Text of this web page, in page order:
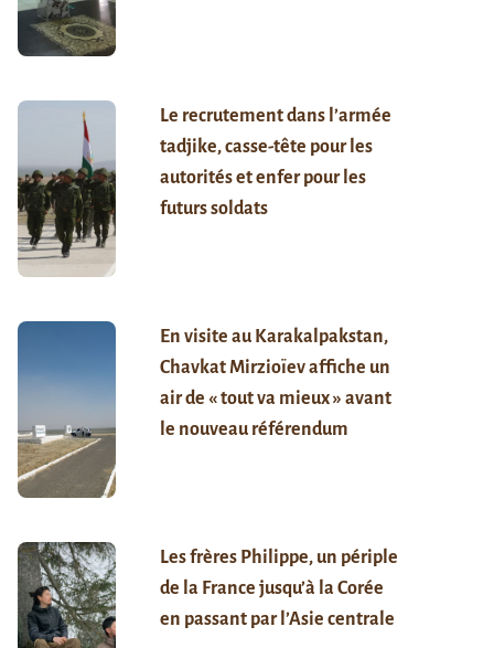
Le recrutement dans l’armée
tadjike, casse-tête pour les
autorités et enfer pour les
futurs soldats
En visite au Karakalpakstan,
Chavkat Mirzioïev affiche un
air de « tout va mieux » avant
le nouveau référendum
Les frères Philippe, un périple
de la France jusqu’à la Corée
en passant par l’Asie centrale